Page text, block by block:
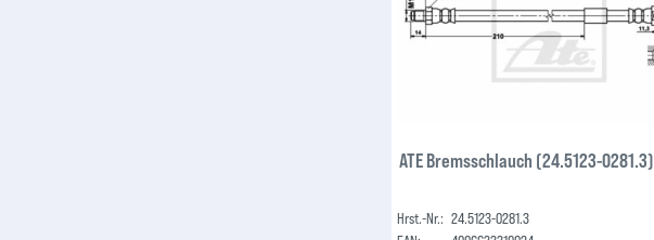
ATE Bremsschlauch (24.5123-0281.3)
Hrst.-Nr.: 24.5123-0281.3